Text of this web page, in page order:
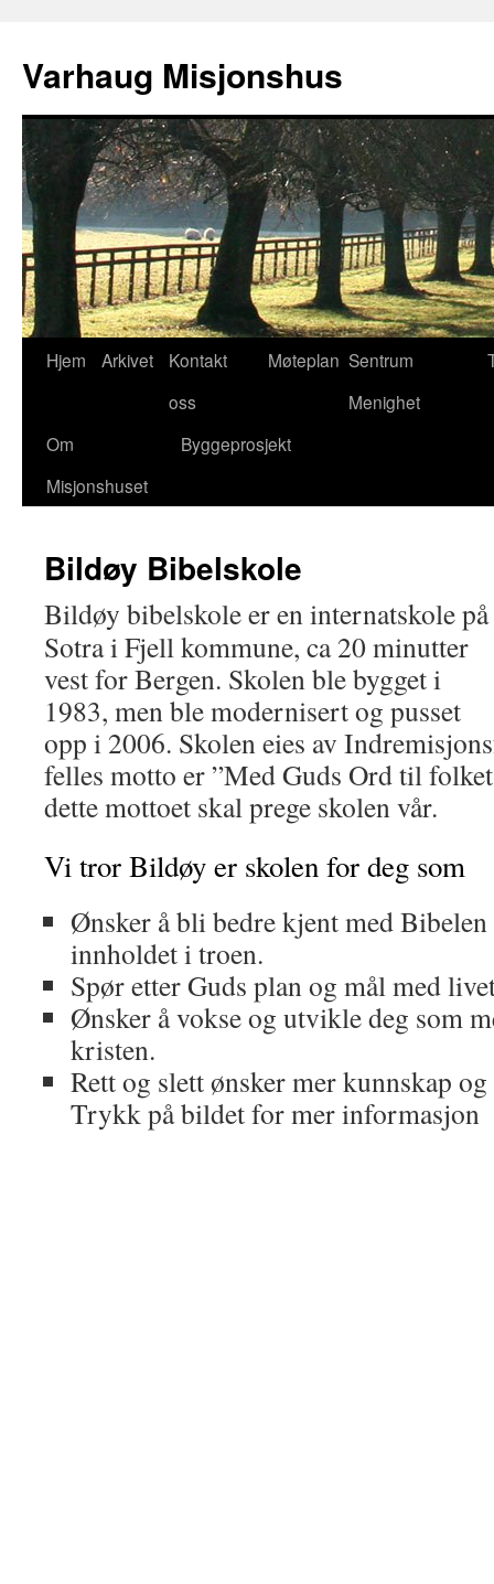
Varhaug Misjonshus
Hopp
innhold
Hjem Arkivet
Kontakt
oss
Møteplan Sentrum
Menighet
Om
Misjonshuset
Byggeprosjekt
Bildøy Bibelskole
Bildøy bibelskole er en internatskole på
Sotra i Fjell kommune, ca 20 minutter
vest for Bergen. Skolen ble bygget i
1983, men ble modernisert og pusset
opp i 2006. Skolen eies av
felles motto er ”Med Guds Ord til
dette mottoet skal prege skolen vår.
Vi tror Bildøy er skolen for deg som
Ønsker å bli bedre kjent med
innholdet i troen.
Spør etter Guds plan og mål med
Ønsker å vokse og utvikle deg som
kristen.
Rett og slett ønsker mer kunnskap
Trykk på bildet for mer informasjon